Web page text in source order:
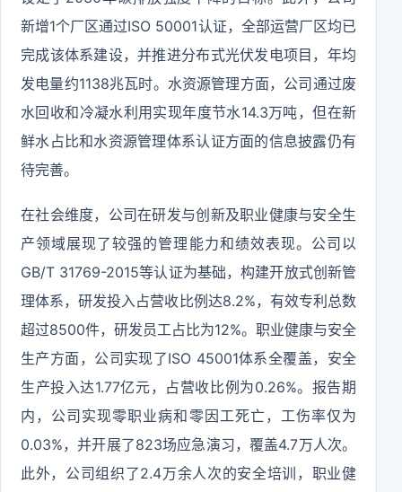
新增1个厂区通过ISO 50001认证，全部运营厂区均已
完成该体系建设，并推进分布式光伏发电项目，年均
发电量约1138兆瓦时。水资源管理方面，公司通过废
水回收和冷凝水利用实现年度节水14.3万吨，但在新
鲜水占比和水资源管理体系认证方面的信息披露仍有
待完善。
在社会维度，公司在研发与创新及职业健康与安全生
产领域展现了较强的管理能力和绩效表现。公司以
GB/T 31769-2015等认证为基础，构建开放式创新管
理体系，研发投入占营收比例达8.2%，有效专利总数
超过8500件，研发员工占比为12%。职业健康与安全
生产方面，公司实现了ISO 45001体系全覆盖，安全
生产投入达1.77亿元，占营收比例为0.26%。报告期
内，公司实现零职业病和零因工死亡，工伤率仅为
0.03%，并开展了823场应急演习，覆盖4.7万人次。
此外，公司组织了2.4万余人次的安全培训，职业健